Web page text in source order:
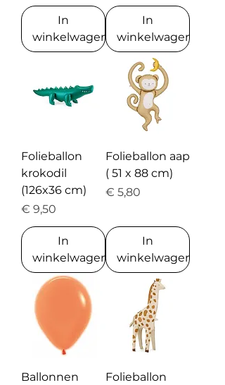
In
winkelwagen
In
winkelwagen
Folieballon
krokodil
(126x36 cm)
Prijs
€ 9,50
In
winkelwagen
Folieballon aap
( 51 x 88 cm)
Prijs
€ 5,80
In
winkelwagen
Ballonnen
Folieballon